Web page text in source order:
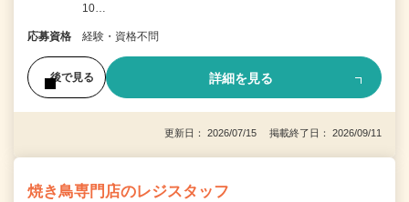
10…
応募資格 経験・資格不問
後で見る 詳細を見る
更新日： 2026/07/15 掲載終了日： 2026/09/11
焼き鳥専門店のレジスタッフ